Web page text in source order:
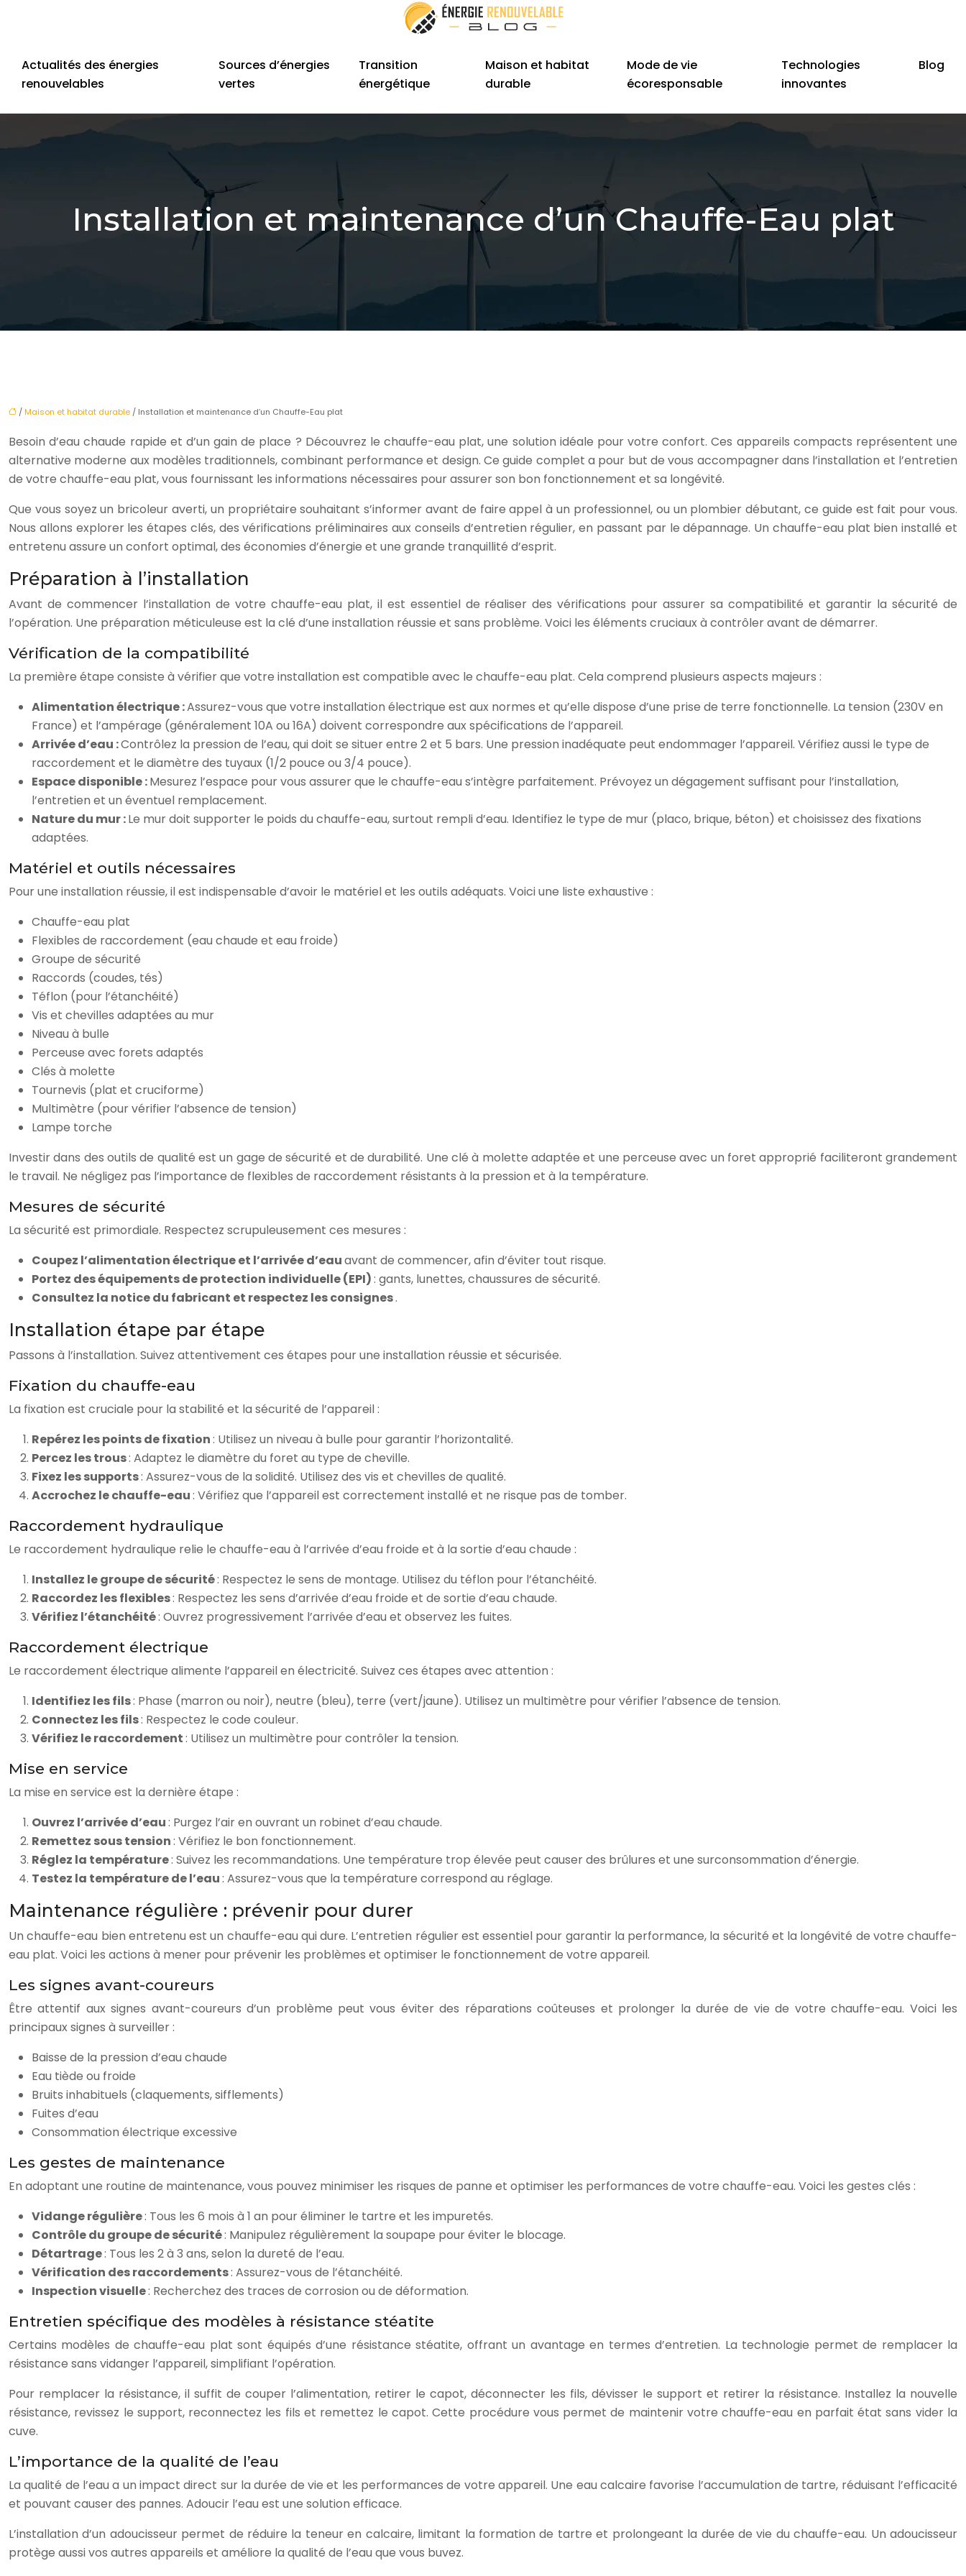
Actualités des énergies
renouvelables
Sources d’énergies
vertes
Transition
énergétique
Maison et habitat
durable
Mode de vie
écoresponsable
Technologies
innovantes
Blog
Installation et maintenance d’un Chauffe-Eau plat
/ Maison et habitat durable / Installation et maintenance d’un Chauffe-Eau plat
Besoin d’eau chaude rapide et d’un gain de place ? Découvrez le chauffe-eau plat, une solution idéale pour votre confort. Ces appareils compacts représentent une
alternative moderne aux modèles traditionnels, combinant performance et design. Ce guide complet a pour but de vous accompagner dans l’installation et l’entretien
de votre chauffe-eau plat, vous fournissant les informations nécessaires pour assurer son bon fonctionnement et sa longévité.
Que vous soyez un bricoleur averti, un propriétaire souhaitant s’informer avant de faire appel à un professionnel, ou un plombier débutant, ce guide est fait pour vous.
Nous allons explorer les étapes clés, des vérifications préliminaires aux conseils d’entretien régulier, en passant par le dépannage. Un chauffe-eau plat bien installé et
entretenu assure un confort optimal, des économies d’énergie et une grande tranquillité d’esprit.
Préparation à l’installation
Avant de commencer l’installation de votre chauffe-eau plat, il est essentiel de réaliser des vérifications pour assurer sa compatibilité et garantir la sécurité de
l’opération. Une préparation méticuleuse est la clé d’une installation réussie et sans problème. Voici les éléments cruciaux à contrôler avant de démarrer.
Vérification de la compatibilité
La première étape consiste à vérifier que votre installation est compatible avec le chauffe-eau plat. Cela comprend plusieurs aspects majeurs :
Alimentation électrique :Assurez-vous que votre installation électrique est aux normes et qu’elle dispose d’une prise de terre fonctionnelle. La tension (230V en
France) et l’ampérage (généralement 10A ou 16A) doivent correspondre aux spécifications de l’appareil.
Arrivée d’eau :Contrôlez la pression de l’eau, qui doit se situer entre 2 et 5 bars. Une pression inadéquate peut endommager l’appareil. Vérifiez aussi le type de
raccordement et le diamètre des tuyaux (1/2 pouce ou 3/4 pouce).
Espace disponible :Mesurez l’espace pour vous assurer que le chauffe-eau s’intègre parfaitement. Prévoyez un dégagement suffisant pour l’installation,
l’entretien et un éventuel remplacement.
Nature du mur :Le mur doit supporter le poids du chauffe-eau, surtout rempli d’eau. Identifiez le type de mur (placo, brique, béton) et choisissez des fixations
adaptées.
Matériel et outils nécessaires
Pour une installation réussie, il est indispensable d’avoir le matériel et les outils adéquats. Voici une liste exhaustive :
Chauffe-eau plat
Flexibles de raccordement (eau chaude et eau froide)
Groupe de sécurité
Raccords (coudes, tés)
Téflon (pour l’étanchéité)
Vis et chevilles adaptées au mur
Niveau à bulle
Perceuse avec forets adaptés
Clés à molette
Tournevis (plat et cruciforme)
Multimètre (pour vérifier l’absence de tension)
Lampe torche
Investir dans des outils de qualité est un gage de sécurité et de durabilité. Une clé à molette adaptée et une perceuse avec un foret approprié faciliteront grandement
le travail. Ne négligez pas l’importance de flexibles de raccordement résistants à la pression et à la température.
Mesures de sécurité
La sécurité est primordiale. Respectez scrupuleusement ces mesures :
Coupez l’alimentation électrique et l’arrivée d’eauavant de commencer, afin d’éviter tout risque.
Portez des équipements de protection individuelle (EPI): gants, lunettes, chaussures de sécurité.
Consultez la notice du fabricant et respectez les consignes.
Installation étape par étape
Passons à l’installation. Suivez attentivement ces étapes pour une installation réussie et sécurisée.
Fixation du chauffe-eau
La fixation est cruciale pour la stabilité et la sécurité de l’appareil :
Repérez les points de fixation: Utilisez un niveau à bulle pour garantir l’horizontalité.
Percez les trous: Adaptez le diamètre du foret au type de cheville.
Fixez les supports: Assurez-vous de la solidité. Utilisez des vis et chevilles de qualité.
Accrochez le chauffe-eau: Vérifiez que l’appareil est correctement installé et ne risque pas de tomber.
Raccordement hydraulique
Le raccordement hydraulique relie le chauffe-eau à l’arrivée d’eau froide et à la sortie d’eau chaude :
Installez le groupe de sécurité: Respectez le sens de montage. Utilisez du téflon pour l’étanchéité.
Raccordez les flexibles: Respectez les sens d’arrivée d’eau froide et de sortie d’eau chaude.
Vérifiez l’étanchéité: Ouvrez progressivement l’arrivée d’eau et observez les fuites.
Raccordement électrique
Le raccordement électrique alimente l’appareil en électricité. Suivez ces étapes avec attention :
Identifiez les fils: Phase (marron ou noir), neutre (bleu), terre (vert/jaune). Utilisez un multimètre pour vérifier l’absence de tension.
Connectez les fils: Respectez le code couleur.
Vérifiez le raccordement: Utilisez un multimètre pour contrôler la tension.
Mise en service
La mise en service est la dernière étape :
Ouvrez l’arrivée d’eau: Purgez l’air en ouvrant un robinet d’eau chaude.
Remettez sous tension: Vérifiez le bon fonctionnement.
Réglez la température: Suivez les recommandations. Une température trop élevée peut causer des brûlures et une surconsommation d’énergie.
Testez la température de l’eau: Assurez-vous que la température correspond au réglage.
Maintenance régulière : prévenir pour durer
Un chauffe-eau bien entretenu est un chauffe-eau qui dure. L’entretien régulier est essentiel pour garantir la performance, la sécurité et la longévité de votre chauffe-
eau plat. Voici les actions à mener pour prévenir les problèmes et optimiser le fonctionnement de votre appareil.
Les signes avant-coureurs
Être attentif aux signes avant-coureurs d’un problème peut vous éviter des réparations coûteuses et prolonger la durée de vie de votre chauffe-eau. Voici les
principaux signes à surveiller :
Baisse de la pression d’eau chaude
Eau tiède ou froide
Bruits inhabituels (claquements, sifflements)
Fuites d’eau
Consommation électrique excessive
Les gestes de maintenance
En adoptant une routine de maintenance, vous pouvez minimiser les risques de panne et optimiser les performances de votre chauffe-eau. Voici les gestes clés :
Vidange régulière: Tous les 6 mois à 1 an pour éliminer le tartre et les impuretés.
Contrôle du groupe de sécurité: Manipulez régulièrement la soupape pour éviter le blocage.
Détartrage: Tous les 2 à 3 ans, selon la dureté de l’eau.
Vérification des raccordements: Assurez-vous de l’étanchéité.
Inspection visuelle: Recherchez des traces de corrosion ou de déformation.
Entretien spécifique des modèles à résistance stéatite
Certains modèles de chauffe-eau plat sont équipés d’une résistance stéatite, offrant un avantage en termes d’entretien. La technologie permet de remplacer la
résistance sans vidanger l’appareil, simplifiant l’opération.
Pour remplacer la résistance, il suffit de couper l’alimentation, retirer le capot, déconnecter les fils, dévisser le support et retirer la résistance. Installez la nouvelle
résistance, revissez le support, reconnectez les fils et remettez le capot. Cette procédure vous permet de maintenir votre chauffe-eau en parfait état sans vider la
cuve.
L’importance de la qualité de l’eau
La qualité de l’eau a un impact direct sur la durée de vie et les performances de votre appareil. Une eau calcaire favorise l’accumulation de tartre, réduisant l’efficacité
et pouvant causer des pannes. Adoucir l’eau est une solution efficace.
L’installation d’un adoucisseur permet de réduire la teneur en calcaire, limitant la formation de tartre et prolongeant la durée de vie du chauffe-eau. Un adoucisseur
protège aussi vos autres appareils et améliore la qualité de l’eau que vous buvez.